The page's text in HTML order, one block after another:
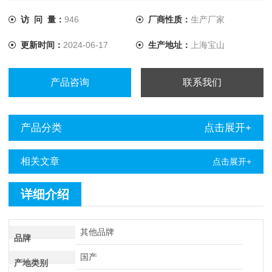
由于低压线圈采用铜箔绕制，电阻值极低，对此本仪器将电流
访 问 量： 946 厂商性质： 生产厂家
更新时间： 2024-06-17 生产地址： 上海宝山
产品咨询 联系我们
产品分类 点击展开+
相关文章 点击展开+
详细介绍
品牌
其他品牌
产地类别
国产